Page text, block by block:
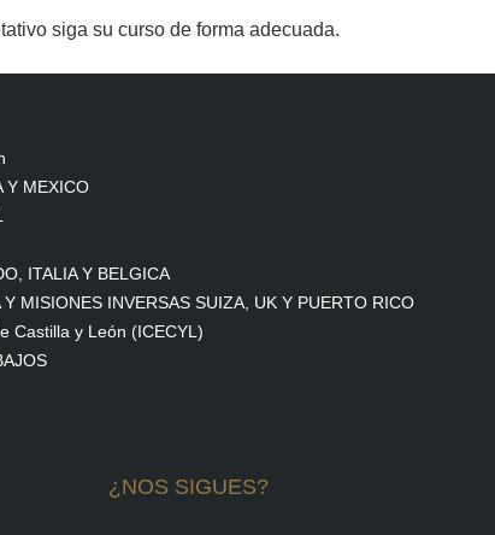
siga su curso de forma adecuada.
Y MEXICO
ITALIA Y BELGICA
MISIONES INVERSAS SUIZA, UK Y PUERTO RICO
Castilla y León (ICECYL)
¿NOS SIGUES?